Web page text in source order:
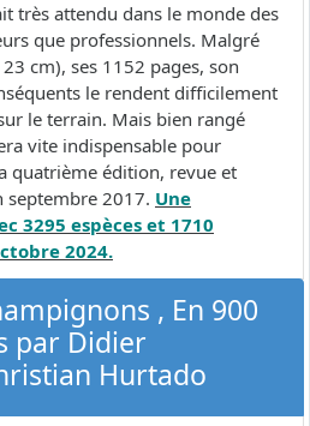
très attendu dans le monde des
que professionnels. Malgré
cm), ses 1152 pages, son
le rendent difficilement
le terrain. Mais bien rangé
vite indispensable pour
quatrième édition, revue et
septembre 2017. Une
3295 espèces et 1710
2024.
, En 900
par Didier
Hurtado